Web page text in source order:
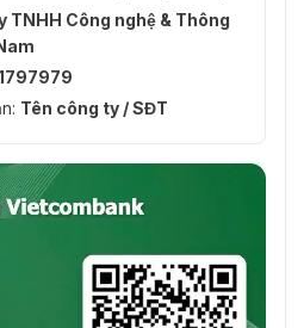
TNHH Công nghệ & Thông
Tên công ty / SĐT